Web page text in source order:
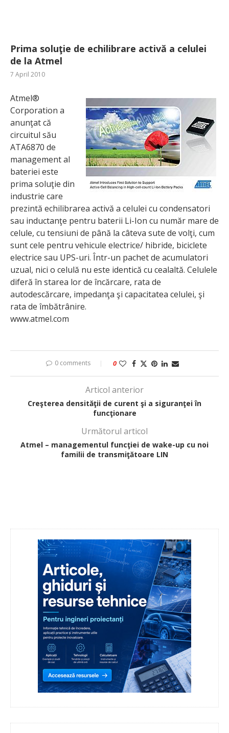
Prima soluţie de echilibrare activă a celulei
de la Atmel
7 April 2010
Atmel®
Corporation a
anunţat că
circuitul său
ATA6870 de
management al
bateriei este
prima soluţie din
industrie care
prezintă echilibrarea activă a celulei cu condensatori
sau inductanţe pentru baterii Li-Ion cu număr mare de
celule, cu tensiuni de până la câteva sute de volţi, cum
sunt cele pentru vehicule electrice/ hibride, biciclete
electrice sau UPS-uri. Într-un pachet de acumulatori
uzual, nici o celulă nu este identică cu cealaltă. Celulele
diferă în starea lor de încărcare, rata de
autodescărcare, impedanţa şi capacitatea celulei, şi
rata de îmbătrânire.
www.atmel.com
0 comments 0
Articol anterior
Creşterea densităţii de curent şi a siguranţei în
funcţionare
Următorul articol
Atmel – managementul funcţiei de wake-up cu noi
familii de transmiţătoare LIN